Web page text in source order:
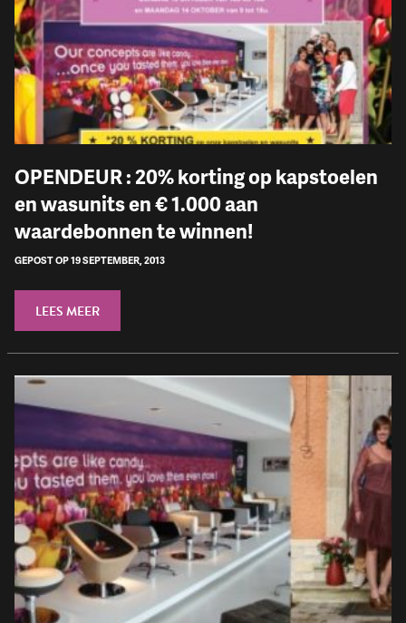
OPENDEUR : 20% korting op kapstoelen
en wasunits en € 1.000 aan
waardebonnen te winnen!
GEPOST OP 19 SEPTEMBER, 2013
LEES MEER